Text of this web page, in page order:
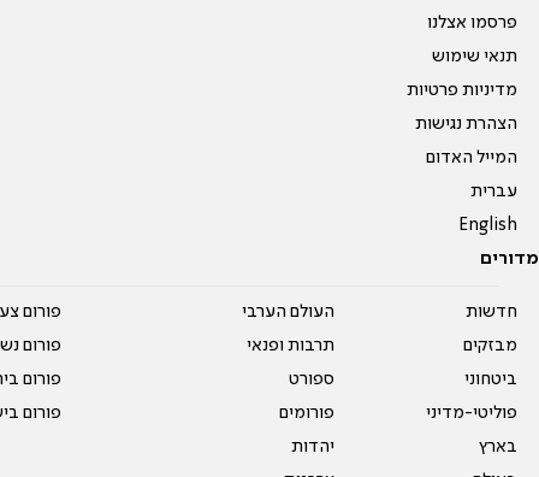
פרסמו אצלנו
תנאי שימוש
מדיניות פרטיות
הצהרת נגישות
המייל האדום
עברית
English
מדורים
חדשות
מבזקים
ביטחוני
פוליטי-מדיני
בארץ
העולם הערבי
תרבות ופנאי
ספורט
פורומים
יהדות
פורום
פורום
פורום
פורום